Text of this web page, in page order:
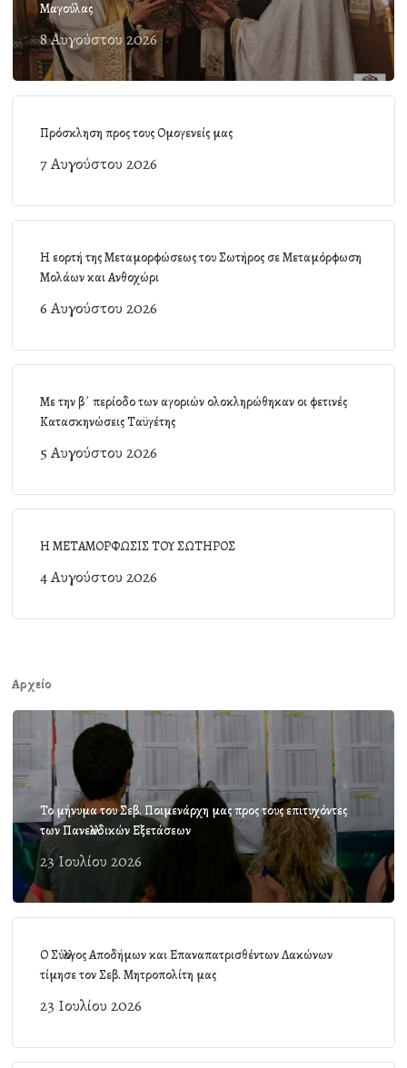
Μαγούλας
8 Αυγούστου 2026
Πρόσκληση προς τους Ομογενείς μας
7 Αυγούστου 2026
Η εορτή της Μεταμορφώσεως του Σωτήρος σε Μεταμόρφωση
Μολάων και Ανθοχώρι
6 Αυγούστου 2026
Με την β΄ περίοδο των αγοριών ολοκληρώθηκαν οι φετινές
Κατασκηνώσεις Ταϋγέτης
5 Αυγούστου 2026
Η ΜΕΤΑΜΟΡΦΩΣΙΣ ΤΟΥ ΣΩΤΗΡΟΣ
4 Αυγούστου 2026
Αρχείο
Το μήνυμα του Σεβ. Ποιμενάρχη μας προς τους επιτυχόντες
των Πανελλαδικών Εξετάσεων
23 Ιουλίου 2026
Ο Σύλλογος Αποδήμων και Επαναπατρισθέντων Λακώνων
τίμησε τον Σεβ. Μητροπολίτη μας
23 Ιουλίου 2026